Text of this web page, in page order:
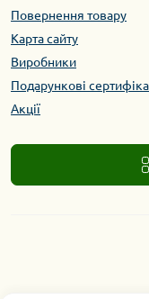
Повернення товару
Карта сайту
Виробники
Подарункові
Акції